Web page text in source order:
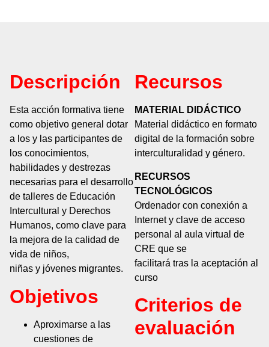
Descripción
Esta acción formativa tiene
como objetivo general dotar
a los y las participantes de
los conocimientos,
habilidades y destrezas
necesarias para el desarrollo
de talleres de Educación
Intercultural y Derechos
Humanos, como clave para
la mejora de la calidad de
vida de niños,
niñas y jóvenes migrantes.
Objetivos
Aproximarse a las
cuestiones de
Recursos
MATERIAL DIDÁCTICO
Material didáctico en formato
digital de la formación sobre
interculturalidad y género.
RECURSOS
TECNOLÓGICOS
Ordenador con conexión a
Internet y clave de acceso
personal al aula virtual de
CRE que se
facilitará tras la aceptación al
curso
Criterios de
evaluación